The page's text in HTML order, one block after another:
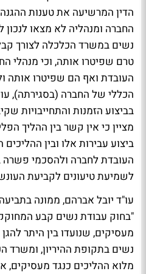
הדין המרשיעה את טענות
החברה ומנהליה לא מצאו
נשים במשרד הכלכלה לצורך
טרם שפיטרו אותה, וכי מנהלי
העובדת ואף הם שפיטרו אותה
הכללי של החברה (בסגירתה),
בביצוע הזמנות והתחייבויות
מציין כי אין קשר בין ההליך
ביצוע עבירות אלו ובין ההליכים
העובדת לחברה ולהסכמי פשרה
לשמיעת טיעונים לקביעת
עו"ד יובל אברהם, ממונה
"בחוק עבודת נשים קבע
מעסיקים, שנועדו בין היתר
נשים בתקופת ההיריון, ומשרד
מלוא ההליכים כנגד מעסיקים,